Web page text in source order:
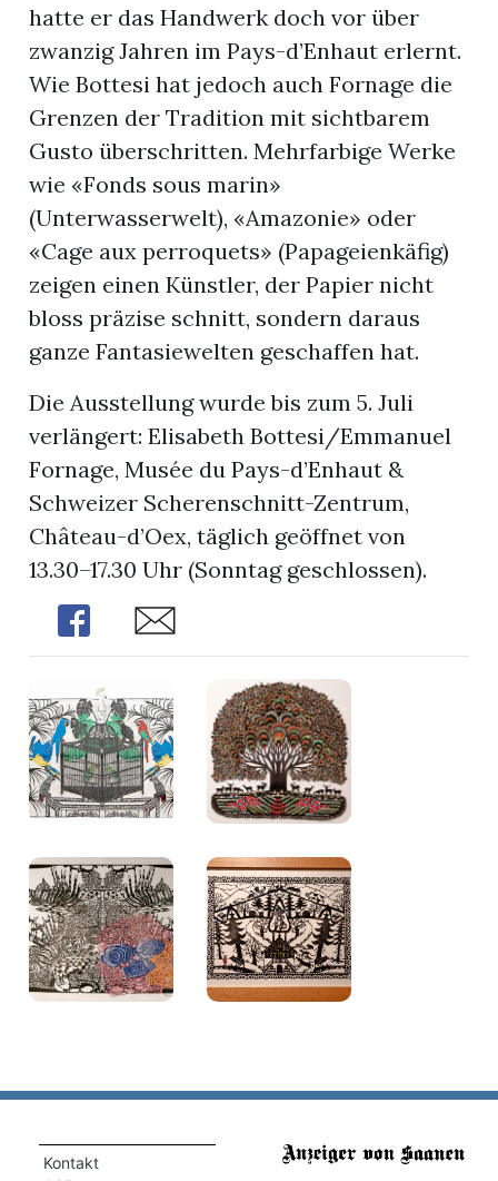
hatte er das Handwerk doch vor über
zwanzig Jahren im Pays-d’Enhaut erlernt.
Wie Bottesi hat jedoch auch Fornage die
Grenzen der Tradition mit sichtbarem
Gusto überschritten. Mehrfarbige Werke
wie «Fonds sous marin»
(Unterwasserwelt), «Amazonie» oder
«Cage aux perroquets» (Papageienkäfig)
zeigen einen Künstler, der Papier nicht
bloss präzise schnitt, sondern daraus
ganze Fantasiewelten geschaffen hat.
Die Ausstellung wurde bis zum 5. Juli
verlängert: Elisabeth Bottesi/Emmanuel
Fornage, Musée du Pays-d’Enhaut &
Schweizer Scherenschnitt-Zentrum,
Château-d’Oex, täglich geöffnet von
13.30–17.30 Uhr (Sonntag geschlossen).
Share
Share
Kontakt